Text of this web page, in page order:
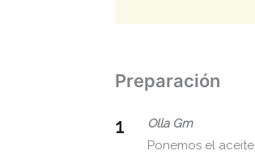
Preparación
Olla Gm
Ponemos el